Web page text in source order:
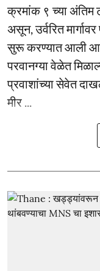
क्रमांक ९ च्या अंतिम
असून, उर्वरित
सुरू करण्यात आली
परवानग्या वेळेत
प्रवाशांच्या सेवेत
मीर ...